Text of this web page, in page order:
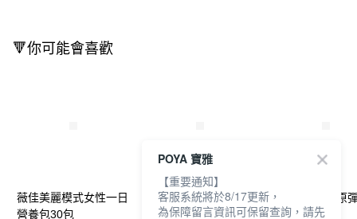
🔻你可能會喜歡
薇佳美麗模式女性一日
營養包30包
好立善精力充沛威剛膠
囊30粒
薇佳多胜肽膠原
萃30ml
POYA 寶雅
【重要通知】
客服系統將於8/17更新，
為保障留言資訊可保留查詢，請先